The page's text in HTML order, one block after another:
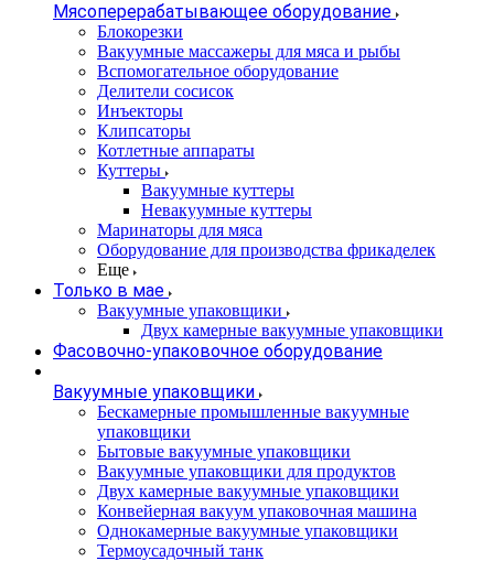
Мясоперерабатывающее оборудование
Блокорезки
Вакуумные массажеры для мяса и рыбы
Вспомогательное оборудование
Делители сосисок
Инъекторы
Клипсаторы
Котлетные аппараты
Куттеры
Вакуумные куттеры
Невакуумные куттеры
Маринаторы для мяса
Оборудование для производства фрикаделек
Еще
Только в мае
Вакуумные упаковщики
Двух камерные вакуумные упаковщики
Фасовочно-упаковочное оборудование
Вакуумные упаковщики
Бескамерные промышленные вакуумные
упаковщики
Бытовые вакуумные упаковщики
Вакуумные упаковщики для продуктов
Двух камерные вакуумные упаковщики
Конвейерная вакуум упаковочная машина
Однокамерные вакуумные упаковщики
Термоусадочный танк